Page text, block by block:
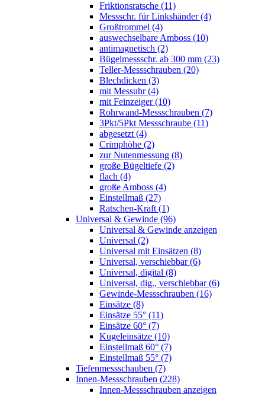
Friktionsratsche (11)
Messschr. für Linkshänder (4)
Großtrommel (4)
auswechselbare Amboss (10)
antimagnetisch (2)
Bügelmessschr. ab 300 mm (23)
Teller-Messschrauben (20)
Blechdicken (3)
mit Messuhr (4)
mit Feinzeiger (10)
Rohrwand-Messschrauben (7)
3Pkt/5Pkt Messschraube (11)
abgesetzt (4)
Crimphöhe (2)
zur Nutenmessung (8)
große Bügeltiefe (2)
flach (4)
große Amboss (4)
Einstellmaß (27)
Ratschen-Kraft (1)
Universal & Gewinde (96)
Universal & Gewinde anzeigen
Universal (2)
Universal mit Einsätzen (8)
Universal, verschiebbar (6)
Universal, digital (8)
Universal, dig., verschiebbar (6)
Gewinde-Messschrauben (16)
Einsätze (8)
Einsätze 55° (11)
Einsätze 60° (7)
Kugeleinsätze (10)
Einstellmaß 60° (7)
Einstellmaß 55° (7)
Tiefenmessschauben (7)
Innen-Messschrauben (228)
Innen-Messschrauben anzeigen